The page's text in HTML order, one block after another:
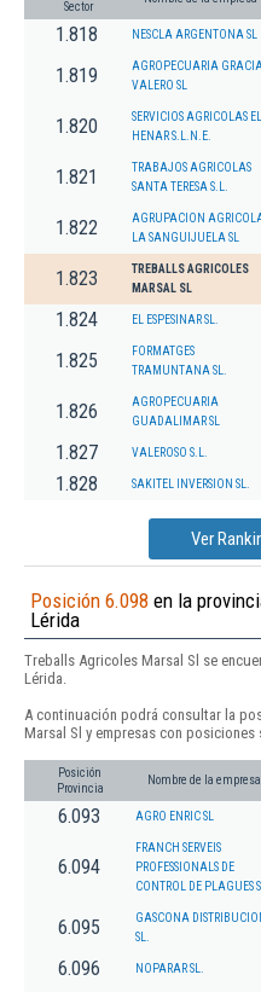
Sector
1.818 NESCLA ARGENTONA SL
1.819
AGROPECUARIA GRACIA
VALERO SL
1.820
SERVICIOS AGRICOLAS EL
HENAR S.L.N.E.
1.821
TRABAJOS AGRICOLAS
SANTA TERESA S.L.
1.822
AGRUPACION
LA SANGUIJUELA SL
1.823
TREBALLS AGRICOLES
MARSAL SL
1.824 EL ESPESINAR SL.
1.825
FORMATGES
TRAMUNTANA SL.
1.826
AGROPECUARIA
GUADALIMAR SL
1.827 VALEROSO S.L.
1.828 SAKITEL INVERSION SL.
Ver
Posición 6.098 en la
Lérida
Treballs Agricoles Marsal Sl se
Lérida.
A continuación podrá consultar la
Marsal Sl y empresas con posiciones
Posición
Provincia
Nombre de la empresa
6.093 AGRO ENRIC SL
6.094
FRANCH SERVEIS
PROFESSIONALS DE
CONTROL DE PLAGUES
6.095
GASCONA
SL.
6.096 NOPARAR SL.